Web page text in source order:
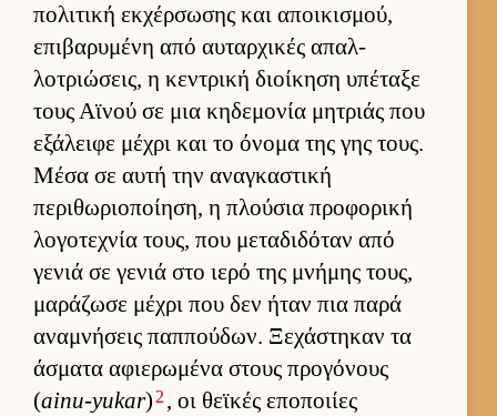
πολιτική εκ­χέρ­σωσης και αποι­κισμού,
επιβαρυμένη από αυ­ταρ­χικές απαλ­
λοτριώσεις, η κεντρική διοί­κηση υπέταξε
τους Αϊνού σε μια κηδεμονία μητριάς που
εξάλειφε μέχρι και το όνομα της γης τους.
Μέσα σε αυτή την αναγκαστική
περιθωριο­ποί­ηση, η πλού­σια προφορική
λογοτεχνία τους, που μεταδιδόταν από
γενιά σε γενιά στο ιερό της μνήμης τους,
μαράζωσε μέχρι που δεν ήταν πια παρά
αναμνήσεις παπ­πού­δων. Ξεχάστηκαν τα
άσματα αφιε­ρωμένα στους προγόνους
(ainu-yukar) 2 , οι θεϊκές εποποι­ίες